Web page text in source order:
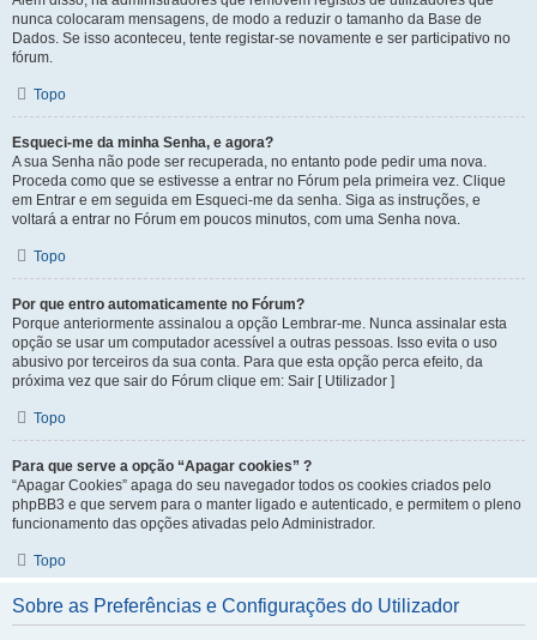
nunca colocaram mensagens, de modo a reduzir o tamanho da Base de
Dados. Se isso aconteceu, tente registar-se novamente e ser participativo no
fórum.
Topo
Esqueci-me da minha Senha, e agora?
A sua Senha não pode ser recuperada, no entanto pode pedir uma nova.
Proceda como que se estivesse a entrar no Fórum pela primeira vez. Clique
em Entrar e em seguida em Esqueci-me da senha. Siga as instruções, e
voltará a entrar no Fórum em poucos minutos, com uma Senha nova.
Topo
Por que entro automaticamente no Fórum?
Porque anteriormente assinalou a opção Lembrar-me. Nunca assinalar esta
opção se usar um computador acessível a outras pessoas. Isso evita o uso
abusivo por terceiros da sua conta. Para que esta opção perca efeito, da
próxima vez que sair do Fórum clique em: Sair [ Utilizador ]
Topo
Para que serve a opção “Apagar cookies” ?
“Apagar Cookies” apaga do seu navegador todos os cookies criados pelo
phpBB3 e que servem para o manter ligado e autenticado, e permitem o pleno
funcionamento das opções ativadas pelo Administrador.
Topo
Sobre as Preferências e Configurações do Utilizador